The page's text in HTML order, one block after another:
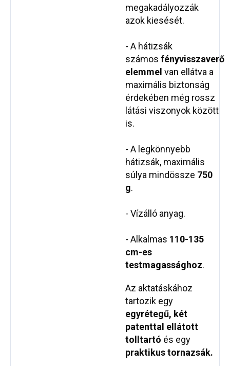
megakadályozzák
azok kiesését.
- A hátizsák
számos fényvisszaverő
elemmel van ellátva a
maximális biztonság
érdekében még rossz
látási viszonyok között
is.
- A legkönnyebb
hátizsák, maximális
súlya mindössze 750
g.
- Vízálló anyag.
- Alkalmas 110-135
cm-es
testmagassághoz.
Az aktatáskához
tartozik egy
egyrétegű, két
patenttal ellátott
tolltartó és egy
praktikus tornazsák.